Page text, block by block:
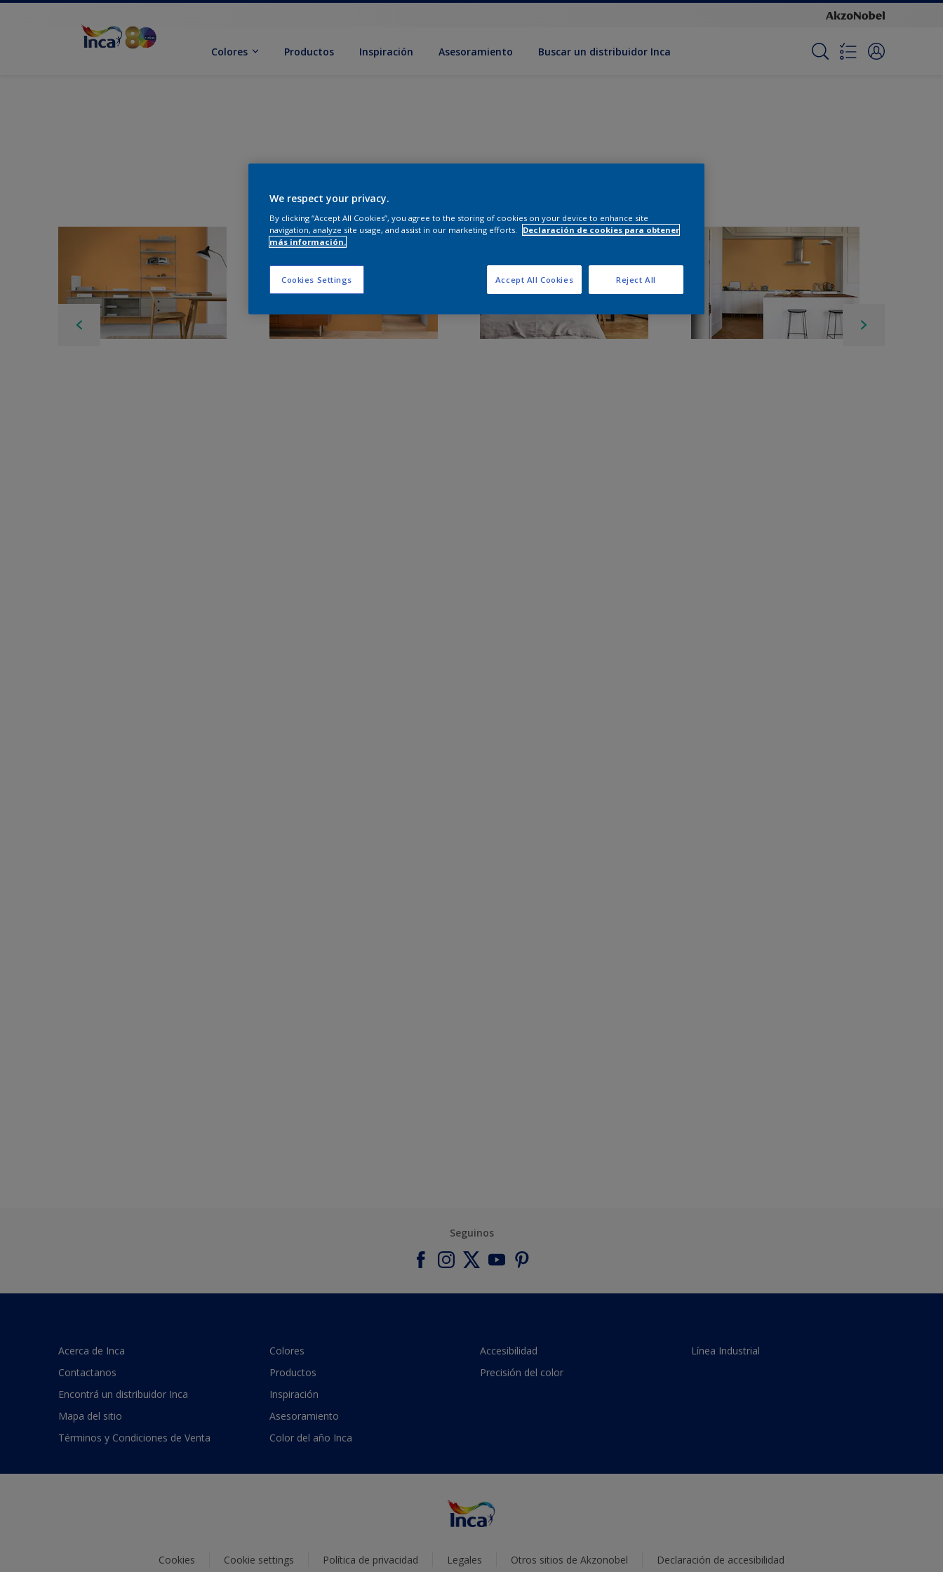
Colores Productos Inspiración Asesoramiento Buscar un distribuidor Inca
Seguinos
Acerca de Inca
Contactanos
Encontrá un distribuidor Inca
Mapa del sitio
Términos y Condiciones de Venta
Colores
Productos
Inspiración
Asesoramiento
Color del año Inca
Accesibilidad
Precisión del color
Línea Industrial
Cookies Cookie settings Política de privacidad Legales Otros sitios de Akzonobel Declaración de accesibilidad
We respect your privacy.
By clicking “Accept All Cookies”, you agree to the storing of cookies on your device to enhance site
navigation, analyze site usage, and assist in our marketing efforts.
Declaración de cookies para obtener
más información.
Cookies Settings Reject All
Accept All Cookies